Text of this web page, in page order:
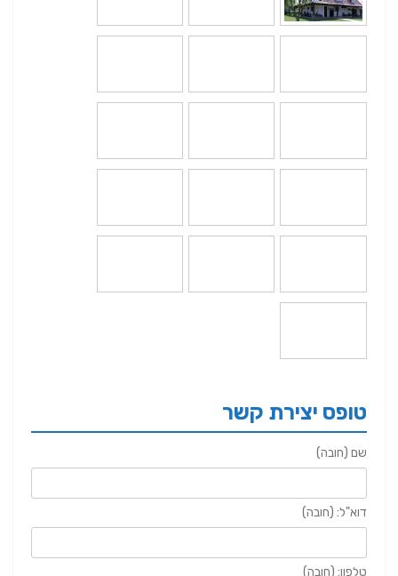
טופס יצירת קשר
שם (חובה)
דוא"ל: (חובה)
טלפון: (חובה)